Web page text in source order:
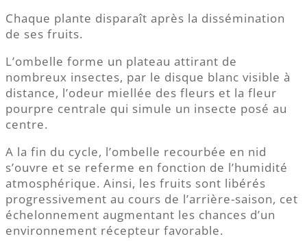
Chaque plante disparaît après la dissémination
de ses fruits.
L’ombelle forme un plateau attirant de
nombreux insectes, par le disque blanc visible à
distance, l’odeur miellée des fleurs et la fleur
pourpre centrale qui simule un insecte posé au
centre.
A la fin du cycle, l’ombelle recourbée en nid
s’ouvre et se referme en fonction de l’humidité
atmosphérique. Ainsi, les fruits sont libérés
progressivement au cours de l’arrière-saison, cet
échelonnement augmentant les chances d’un
environnement récepteur favorable.